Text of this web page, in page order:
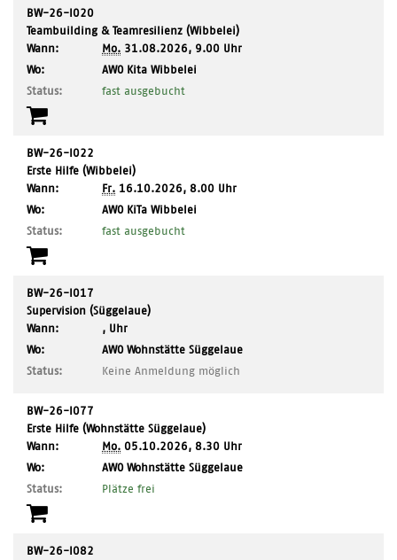
BW-26-I020
Teambuilding & Teamresilienz (Wibbelei)
Wann:
Mo. 31.08.2026, 9.00 Uhr
Wo:
,
Ort:
AWO Kita Wibbelei
Status:
fast ausgebucht
BW-26-I022
Erste Hilfe (Wibbelei)
Wann:
Fr. 16.10.2026, 8.00 Uhr
Wo:
,
Ort:
AWO KiTa Wibbelei
Status:
fast ausgebucht
BW-26-I017
Supervision (Süggelaue)
Wann:
, Uhr
Wo:
,
Ort:
AWO Wohnstätte Süggelaue
Status:
Keine Anmeldung möglich
BW-26-I077
Erste Hilfe (Wohnstätte Süggelaue)
Wann:
Mo. 05.10.2026, 8.30 Uhr
Wo:
,
Ort:
AWO Wohnstätte Süggelaue
Status:
Plätze frei
BW-26-I082